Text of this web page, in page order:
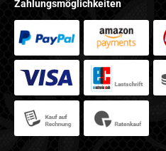
Zahlungsmöglichkeiten